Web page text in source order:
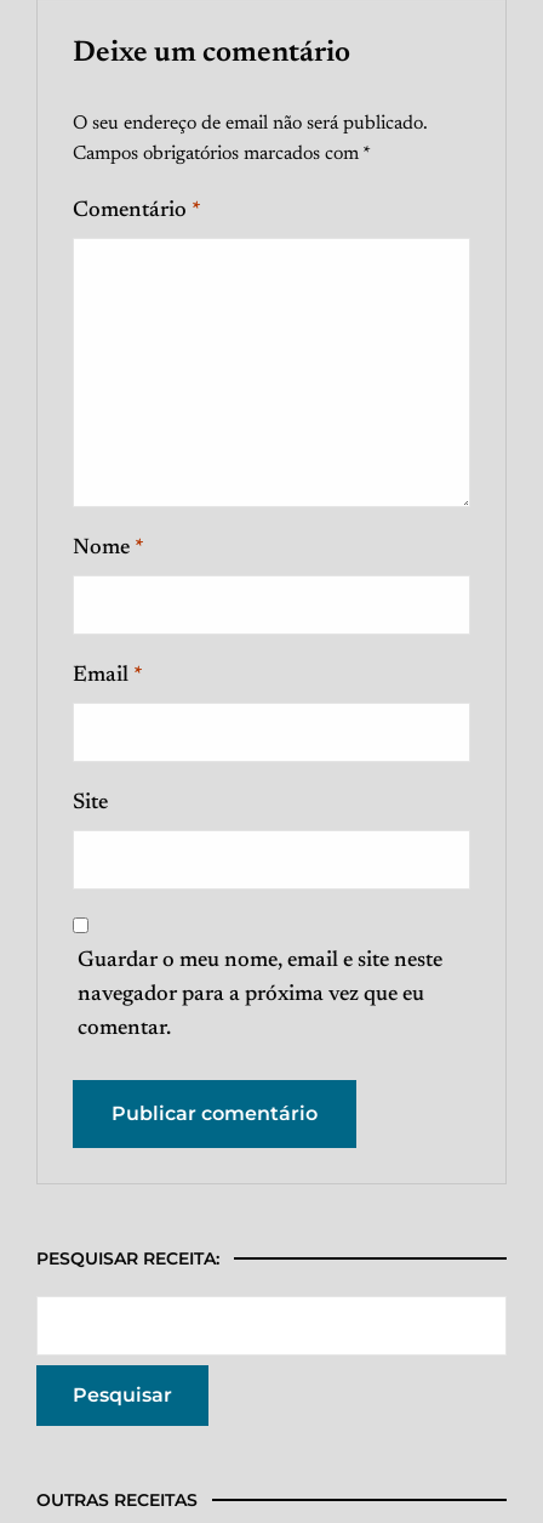
Deixe um comentário
O seu endereço de email não será publicado.
Campos obrigatórios marcados com *
Comentário *
Nome *
Email *
Site
Guardar o meu nome, email e site neste
navegador para a próxima vez que eu
comentar.
PESQUISAR RECEITA:
OUTRAS RECEITAS